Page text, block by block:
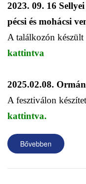
2023. 09. 16
pécsi és mohácsi
A találkozón
kattintva
2025.02.08.
A fesztiválon
kattintva.
Bővebben